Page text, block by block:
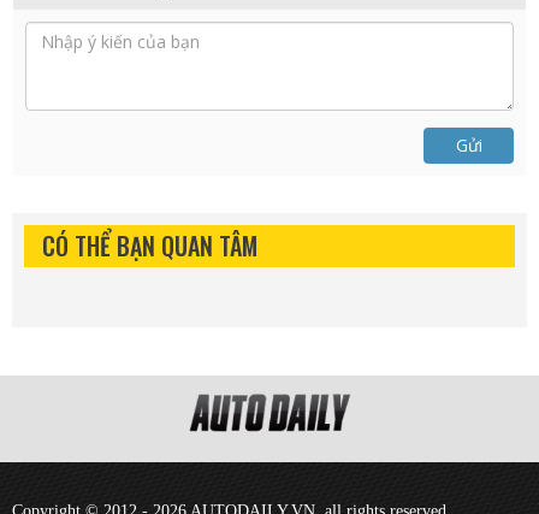
Gửi
CÓ THỂ BẠN QUAN TÂM